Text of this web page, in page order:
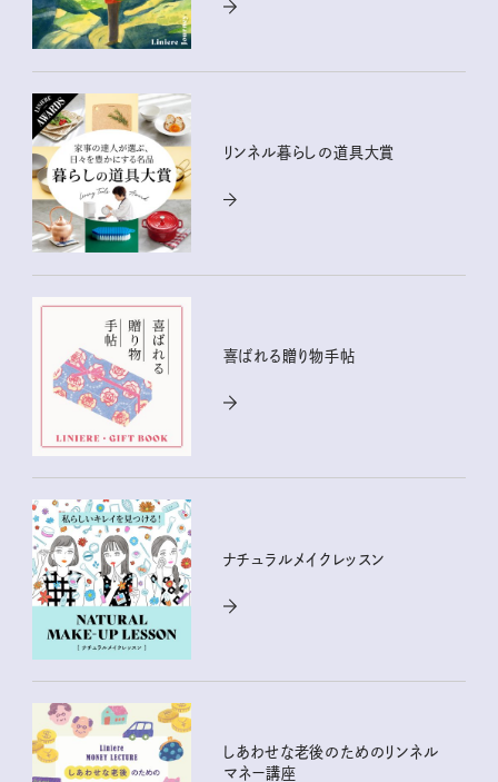
リンネル暮らしの道具大賞
喜ばれる贈り物手帖
ナチュラルメイクレッスン
しあわせな老後のためのリンネル
マネー講座